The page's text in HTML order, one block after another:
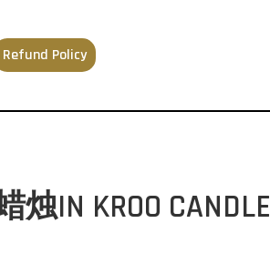
Refund Policy
IN KROO CANDLE